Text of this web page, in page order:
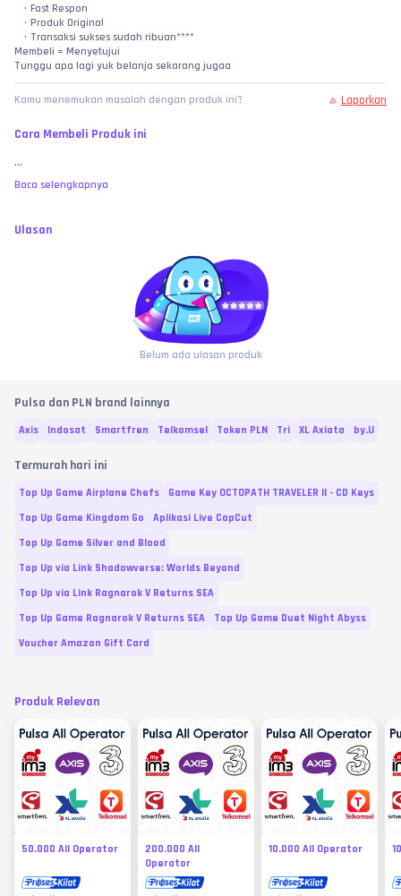
Fast Respon
Produk Original
Transaksi sukses sudah ribuan****
Membeli = Menyetujui
Tunggu apa lagi yuk belanja sekarang jugaa
Kamu menemukan masalah dengan produk ini? Laporkan
Cara Membeli Produk ini
...
Baca selengkapnya
Ulasan
Belum ada ulasan produk
Pulsa dan PLN brand lainnya
Axis Indosat Smartfren Telkomsel Token PLN Tri XL Axiata by.U
Termurah hari ini
Top Up Game Airplane Chefs
Game Key OCTOPATH TRAVELER II - CD Keys
Top Up Game Kingdom Go
Aplikasi Live CapCut
Top Up Game Silver and Blood
Top Up via Link Shadowverse: Worlds Beyond
Top Up via Link Ragnarok V Returns SEA
Top Up Game Ragnarok V Returns SEA
Top Up Game Duet Night Abyss
Voucher Amazon Gift Card
Produk Relevan
50.000 All Operator
200.000 All
Operator
10.000 All Operator